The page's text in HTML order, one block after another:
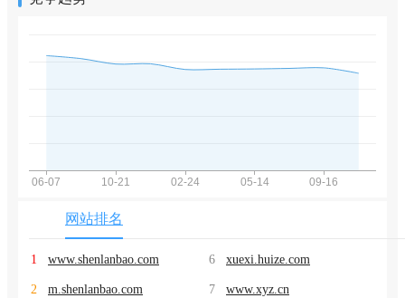
网站排名
1 www.shenlanbao.com
2 m.shenlanbao.com
6 xuexi.huize.com
7 www.xyz.cn